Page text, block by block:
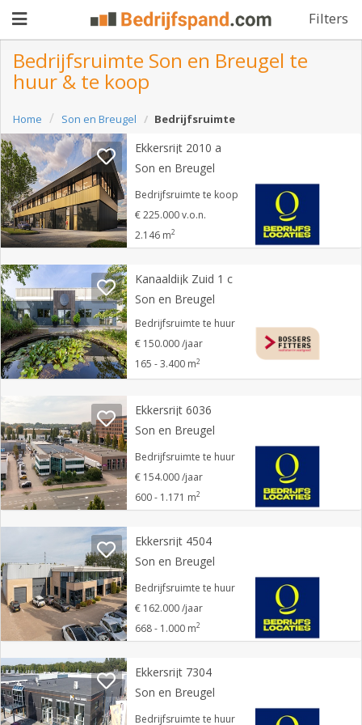
Filters
aanbieden
Pand
zoeken
Waarom
adverteren
Premium
adverteren
Registreren
Login
Bedrijfsruimte Son en Breugel te
huur & te koop
Home Son en Breugel Bedrijfsruimte
Ekkersrijt 2010 a
Son en Breugel
Bedrijfsruimte te koop
€ 225.000 v.o.n.
2.146 m2
Kanaaldijk Zuid 1 c
Son en Breugel
Bedrijfsruimte te huur
€ 150.000 /jaar
165 - 3.400 m2
Ekkersrijt 6036
Son en Breugel
Bedrijfsruimte te huur
€ 154.000 /jaar
600 - 1.171 m2
Ekkersrijt 4504
Son en Breugel
Bedrijfsruimte te huur
€ 162.000 /jaar
668 - 1.000 m2
Ekkersrijt 7304
Son en Breugel
Bedrijfsruimte te huur